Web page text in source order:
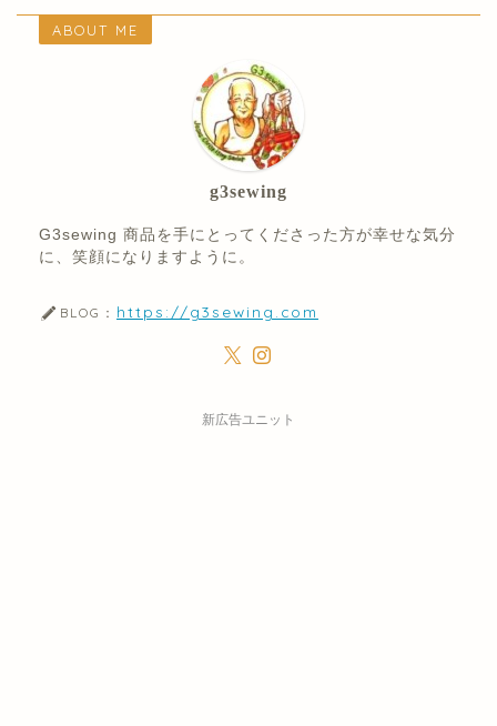
ABOUT ME
g3sewing
G3sewing 商品を手にとってくださった方が幸せな気分
に、笑顔になりますように。
BLOG： https://g3sewing.com
新広告ユニット